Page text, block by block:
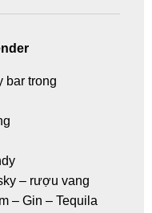
bar trong
– rượu vang
– Gin – Tequila